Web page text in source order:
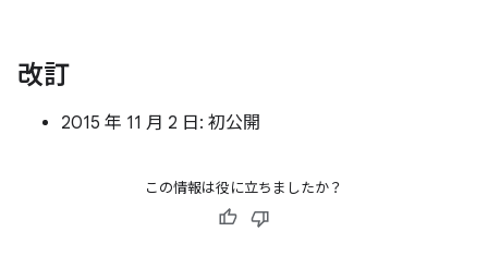
改訂
2015 年 11 月 2 日: 初公開
この情報は役に立ちましたか？